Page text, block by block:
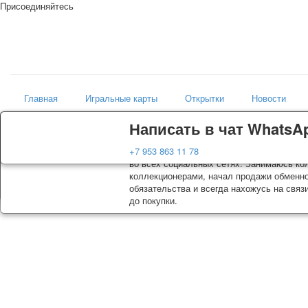
Доставка
Колоды, почтовые открытки тщательно
оплаты. Исключение: репринт под заказ,
осуществляется почтой России с треком
момент покупки. По желанию
Гарантия
Вы покупаете колоды игральных карт,
во всех социальных сетях. Занимаюсь
коллекционерами, начал продажи
обязательства и всегда нахожусь на
до покупки.
Написать в чат
+7 953 863 11 78
Присоединяйтесь
Главная Игральные карты Открытки Новости
Магазин